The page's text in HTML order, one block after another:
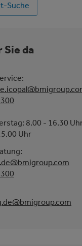
Suche
Sie da
8.00 - 16.30
Uhr